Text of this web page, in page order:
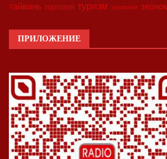
тайвань торговля туризм экология
ПРИЛОЖЕНИЕ